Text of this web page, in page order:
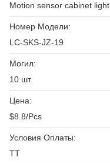
Motion sensor cabinet light
Номер Модели:
LC-SKS-JZ-19
Могил:
10 шт
Цена:
$8.8/Pcs
Условия Оплаты:
ТТ